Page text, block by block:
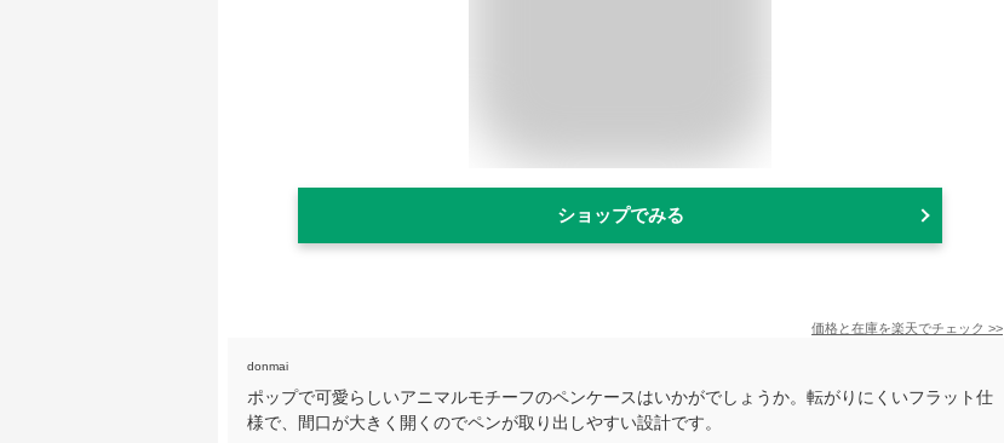
ショップでみる
価格と在庫を楽天でチェック >>
donmai
ポップで可愛らしいアニマルモチーフのペンケースはいかがでしょうか。転がりにくいフラット仕
様で、間口が大きく開くのでペンが取り出しやすい設計です。